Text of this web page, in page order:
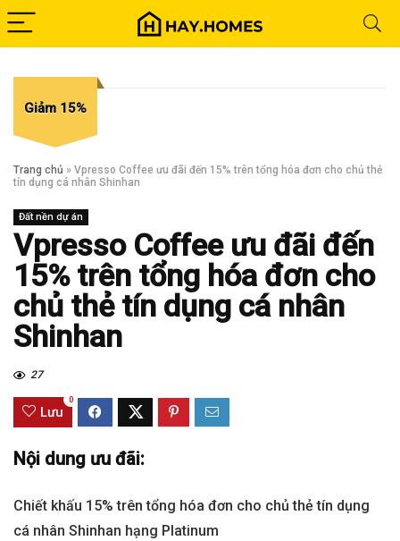
Giảm 15%
Trang chủ » Vpresso Coffee ưu đãi đến 15% trên tổng hóa đơn cho chủ thẻ
tín dụng cá nhân Shinhan
Đất nền dự án
Vpresso Coffee ưu đãi đến
15% trên tổng hóa đơn cho
chủ thẻ tín dụng cá nhân
Shinhan
27
Lưu
0
Nội dung ưu đãi:
Chiết khấu 15% trên tổng hóa đơn cho chủ thẻ tín dụng
cá nhân Shinhan hạng Platinum